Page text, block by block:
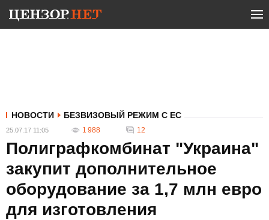
НОВОСТИ БЕЗВИЗОВЫЙ РЕЖИМ С ЕС
25.07.17 11:05 1 988 12
Полиграфкомбинат "Украина"
закупит дополнительное
оборудование за 1,7 млн евро
для изготовления